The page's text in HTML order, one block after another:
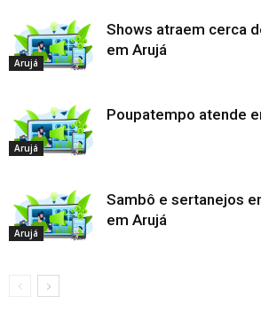
Arujá
Shows atraem cerca
em Arujá
Arujá
Poupatempo atende
Arujá
Sambô e sertanejos
em Arujá